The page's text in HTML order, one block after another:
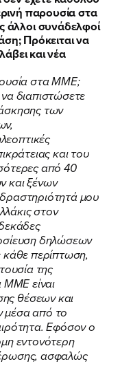
παρουσία στα
συνάδελφοί
Πρόκειται να
και νέα
στα ΜΜΕ;
διαπιστώσετε
των
και του
από 40
και ξένων
μου
στον
δηλώσεων
κάθε περίπτωση,
της
ΜΜΕ είναι
θέσεων και
μέσα από το
Εφόσον ο
εντονότερη
ασφαλώς